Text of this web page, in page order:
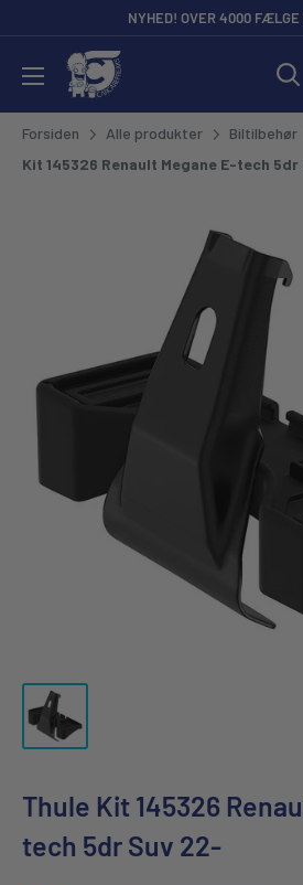
NYHED! OVER 4000 FÆLGE
CarCare Freaks - Bilpleje &
Forsiden Alle produkter Biltilbehør
Kit 145326 Renault Megane E-tech 5dr
Thule Kit 145326
tech 5dr Suv 22-